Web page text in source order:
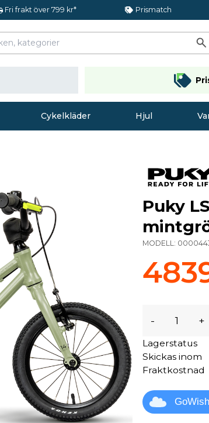
Fri frakt över 799 kr* Prismatch
Cykelkläder Hjul
Puky
MODELL:
- +
Lagerstatus
Skickas inom
Fraktkostnad
GoWish